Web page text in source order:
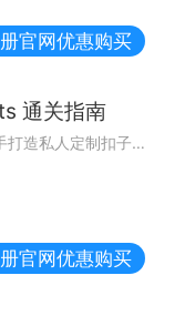
官网优惠购买
通关指南
从 0 到 1，手把手打造私人定制扣子 AI 助手
官网优惠购买